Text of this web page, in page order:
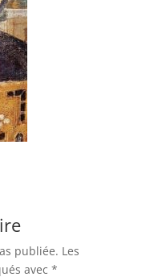
publiée. Les
avec *